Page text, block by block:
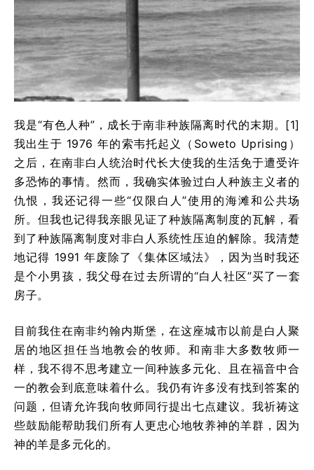
我是“有色人种”，成长于南非种族隔离时代的末期。[1]
我出生于 1976 年的索韦托起义（Soweto Uprising）
之后，在南非白人统治时代长大使我的生活免于遭受许
多恐怖的事情。然而，我确实体验过白人种族主义者的
仇恨，我还记得一些“仅限白人”使用的海滩和公共场
所。但我也记得我亲眼见证了种族隔离制度的瓦解，看
到了种族隔离制度对非白人系统性压迫的解除。我清楚
地记得 1991 年废除了《集体区域法》，因为当时我还
是个小男孩，我父母在过去所谓的“白人社区”买了一套
房子。
目前我住在南非约翰内斯堡，在这座城市以前是白人聚
居的地区担任当地教会的牧师。和南非大多数牧师一
样，我不得不思考建立一间种族多元化、且在福音中合
一的教会到底意味着什么。我仍有许多没有找到答案的
问题，但请允许我向牧师同行提出七点建议。我祈祷这
些鼓励能帮助我们所有人更忠心地牧养神的羊群，因为
神的羊是多元化的。